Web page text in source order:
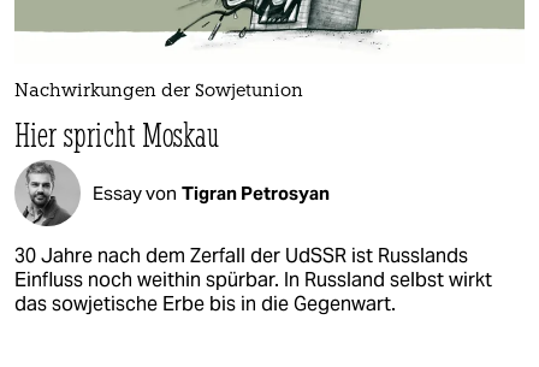
Nachwirkungen der Sowjetunion
Hier spricht Moskau
Essay von Tigran Petrosyan
30 Jahre nach dem Zerfall der UdSSR ist Russlands
Einfluss noch weithin spürbar. In Russland selbst wirkt
das sowjetische Erbe bis in die Gegenwart.